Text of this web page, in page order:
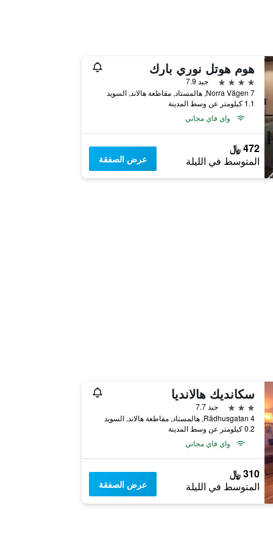
هوم هوتل نوري بارك
4 نجوم
جيد 7.9
Norra Vägen 7, هالمستاد, مقاطعة هالاند, السويد
1.1 كيلومتر عن وسط المدينة
واي فاي مجاني
472 ﷼
المتوسط في الليلة عرض الصفقة
سكانديك هالانديا
3 نجوم
جيد 7.7
Rådhusgatan 4, هالمستاد, مقاطعة هالاند, السويد
0.2 كيلومتر عن وسط المدينة
واي فاي مجاني
310 ﷼
المتوسط في الليلة عرض الصفقة